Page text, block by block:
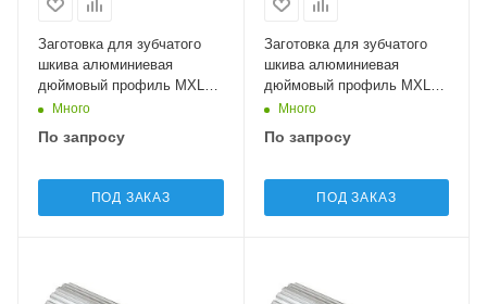
Заготовка для зубчатого
шкива алюминиевая
дюймовый профиль MXL17
SatiМного
По запросу
ПОД ЗАКАЗ
Заготовка для зубчатого
шкива алюминиевая
дюймовый профиль MXL18
SatiМного
По запросу
ПОД ЗАКАЗ